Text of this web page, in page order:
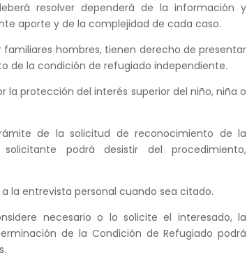
resolver dependerá de la información y
aporte y de la complejidad de cada caso.
hombres, tienen derecho de presentar
de la condición de refugiado independiente.
la protección del interés superior del niño, niña o
de la solicitud de reconocimiento de la
podrá desistir del procedimiento,
la entrevista personal cuando sea citado.
necesario o lo solicite el interesado, la
de la Condición de Refugiado podrá